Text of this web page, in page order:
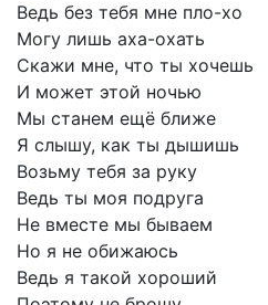
Ведь без тебя мне пло-хо
Могу лишь аха-охать
Скажи мне, что ты хочешь
И может этой ночью
Мы станем ещё ближе
Я слышу, как ты дышишь
Возьму тебя за руку
Ведь ты моя подруга
Не вместе мы бываем
Но я не обижаюсь
Ведь я такой хороший